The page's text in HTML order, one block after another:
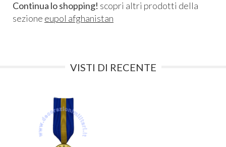
Continua lo shopping! scopri altri prodotti della
sezione eupol afghanistan
VISTI DI RECENTE